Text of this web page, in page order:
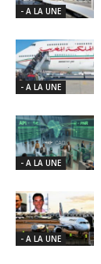
- A LA UNE
- A LA UNE
- A LA UNE
- A LA UNE